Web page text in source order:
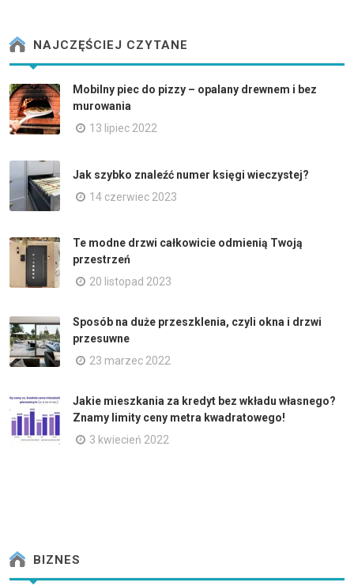
NAJCZĘŚCIEJ CZYTANE
Mobilny piec do pizzy – opalany drewnem i bez
murowania
13 lipiec 2022
Jak szybko znaleźć numer księgi wieczystej?
14 czerwiec 2023
Te modne drzwi całkowicie odmienią Twoją
przestrzeń
20 listopad 2023
Sposób na duże przeszklenia, czyli okna i drzwi
przesuwne
23 marzec 2022
Jakie mieszkania za kredyt bez wkładu własnego?
Znamy limity ceny metra kwadratowego!
3 kwiecień 2022
BIZNES